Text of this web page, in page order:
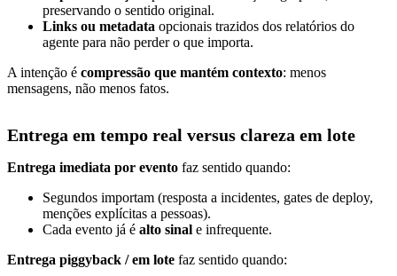
preservando o sentido original.
Links ou metadata opcionais trazidos dos relatórios do
agente para não perder o que importa.
A intenção é compressão que mantém contexto: menos
mensagens, não menos fatos.
Entrega em tempo real versus clareza em lote
Entrega imediata por evento faz sentido quando:
Segundos importam (resposta a incidentes, gates de deploy,
menções explícitas a pessoas).
Cada evento já é alto sinal e infrequente.
Entrega piggyback / em lote faz sentido quando: